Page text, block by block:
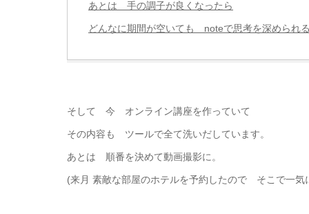
あとは 手の調子が良くなったら
どんなに期間が空いても noteで思考を深められる
そして 今 オンライン講座を作っていて
その内容も ツールで全て洗いだしています。
あとは 順番を決めて動画撮影に。
(来月 素敵な部屋のホテルを予約したので そこで一気